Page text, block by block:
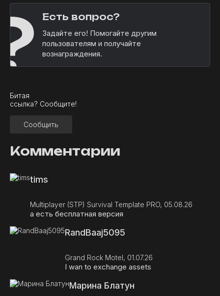
Есть вопрос?
Задайте его! Помогайте другим
пользователям и получайте
вознаграждения.
Битая
ссылка? Сообщите!
Сообщить
Комментарии
tims
Multiplayer (STP) Survival Template PRO, 05.08.26
а есть бесплатная версия
RandBaaj5095
Grand Rock Motel, 01.07.26
I wan to exchange assets
Марина Блатун